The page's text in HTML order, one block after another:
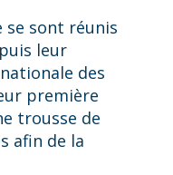
se sont réunis
leur
des
première
trousse de
afin de la